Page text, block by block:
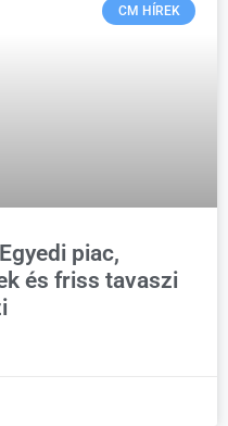
CM HÍREK
piac,
és friss tavaszi